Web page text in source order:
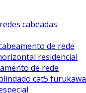
cabeadas
de rede
residencial
de rede
cat5 furukawa